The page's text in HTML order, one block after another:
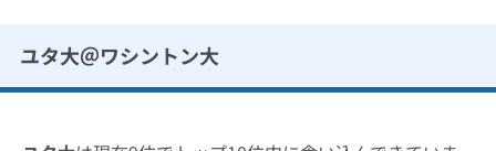
ユタ大＠ワシントン大